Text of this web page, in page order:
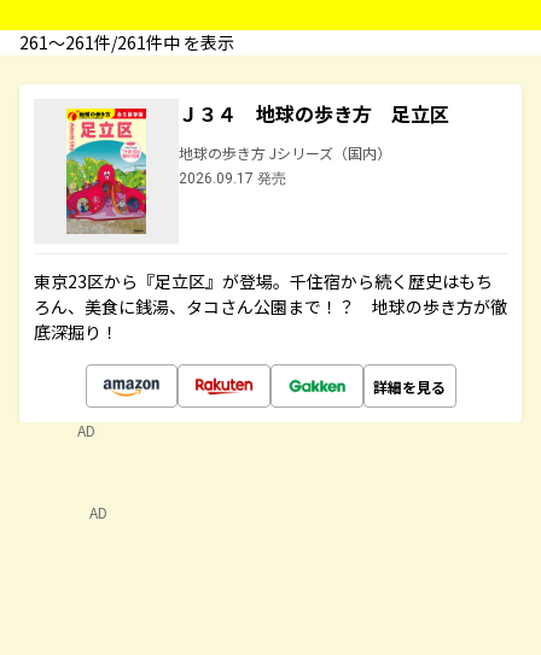
261〜261件/261件中 を表示
Ｊ３４ 地球の歩き方 足立区
地球の歩き方 Jシリーズ（国内）
2026.09.17 発売
東京23区から『足立区』が登場。千住宿から続く歴史はもち
ろん、美食に銭湯、タコさん公園まで！？ 地球の歩き方が徹
底深掘り！
詳細を見る
AD
AD